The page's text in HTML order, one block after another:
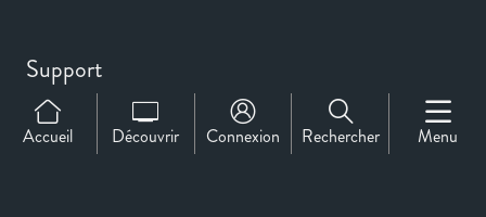
Accueil Découvrir Connexion Rechercher Menu
Support
À propos de nous
Contact